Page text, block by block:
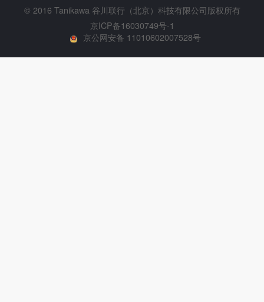
© 2016 Tanikawa 谷川联行（北京）科技有限公司版权所有
京ICP备16030749号-1
京公网安备 11010602007528号